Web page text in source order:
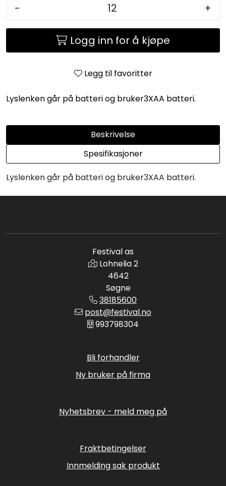
- +
Logg inn for å kjøpe
Legg til favoritter
Lyslenken går på batteri og bruker3XAA batteri.
Beskrivelse
Spesifikasjoner
Lyslenken går på batteri og bruker3XAA batteri.
Festival as
Lohnelia 2
4642
Søgne
38185600
post@festival.no
993798304
Bli forhandler
Ny bruker på firma
Nyhetsbrev - meld meg på
Fraktbetingelser
Innmelding sak produkt